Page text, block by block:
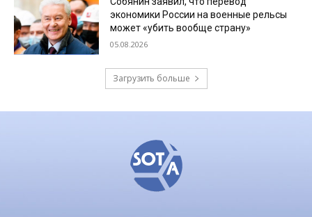
экономики России на военные рельсы
может «убить вообще страну»
05.08.2026
Загрузить больше